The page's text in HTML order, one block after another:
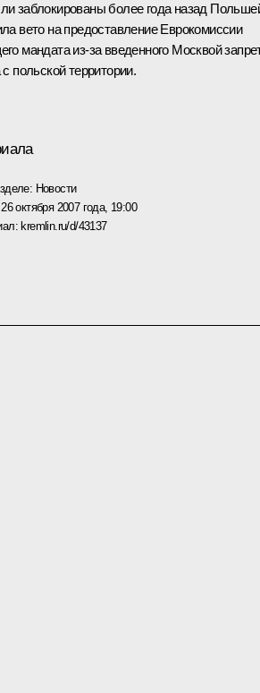
заблокированы более года назад
вето на предоставление Еврокомиссии
мандата из‑за введенного Москвой
польской территории.
Новости
26 октября 2007 года, 19:00
kremlin.ru/d/43137